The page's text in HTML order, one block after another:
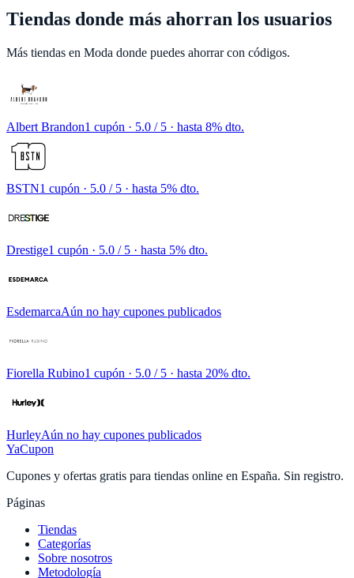
Tiendas donde más ahorran los usuarios
Más tiendas en Moda donde puedes ahorrar con códigos.
Albert Brandon1 cupón · 5.0 / 5 · hasta 8% dto.
BSTN1 cupón · 5.0 / 5 · hasta 5% dto.
Drestige1 cupón · 5.0 / 5 · hasta 5% dto.
EsdemarcaAún no hay cupones publicados
Fiorella Rubino1 cupón · 5.0 / 5 · hasta 20% dto.
HurleyAún no hay cupones publicados
YaCupon
Cupones y ofertas gratis para tiendas online en España. Sin registro.
Páginas
Tiendas
Categorías
Sobre nosotros
Metodología